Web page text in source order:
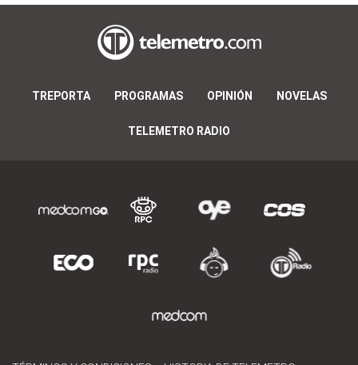
TREPORTA PROGRAMAS OPINIÓN NOVELAS
TELEMETRO RADIO